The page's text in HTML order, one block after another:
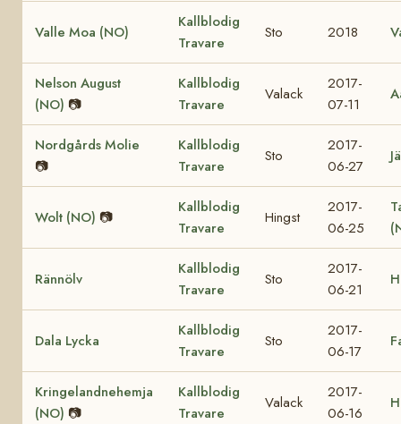
Valle Moa (NO)
Kallblodig
Travare
Sto 2018
Nelson August
(NO) 📷
Kallblodig
Travare
Valack
2017-
07-11
Nordgårds Molie
📷
Kallblodig
Travare
Sto
2017-
06-27
Wolt (NO) 📷
Kallblodig
Travare
Hingst
2017-
06-25
Rännölv
Kallblodig
Travare
Sto
2017-
06-21
Dala Lycka
Kallblodig
Travare
Sto
2017-
06-17
Kringelandnehemja
(NO) 📷
Kallblodig
Travare
Valack
2017-
06-16